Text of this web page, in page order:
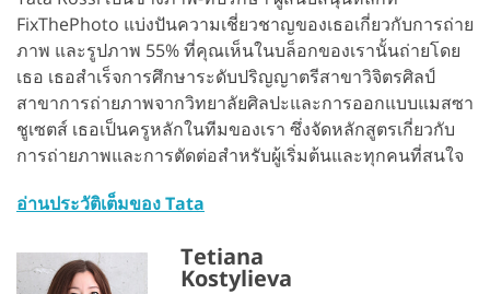
FixThePhoto แบ่งปันความเชี่ยวชาญของเธอเกี่ยวกับการถ่าย
ภาพ และรูปภาพ 55% ที่คุณเห็นในบล็อกของเรานั้นถ่ายโดย
เธอ เธอสำเร็จการศึกษาระดับปริญญาตรีสาขาวิจิตรศิลป์
สาขาการถ่ายภาพจากวิทยาลัยศิลปะและการออกแบบแมสซา
ชูเซตส์ เธอเป็นครูหลักในทีมของเรา ซึ่งจัดหลักสูตรเกี่ยวกับ
การถ่ายภาพและการตัดต่อสำหรับผู้เริ่มต้นและทุกคนที่สนใจ
อ่านประวัติเต็มของ Tata
Tetiana
Kostylieva